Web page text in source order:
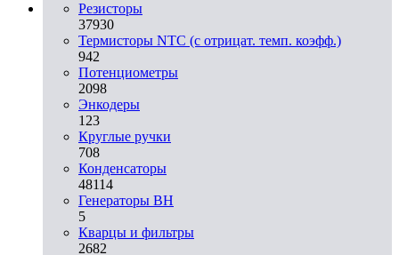
Резисторы
37930
Термисторы NTC (с отрицат. темп. коэфф.)
942
Потенциометры
2098
Энкодеры
123
Круглые ручки
708
Конденсаторы
48114
Генераторы ВН
5
Кварцы и фильтры
2682